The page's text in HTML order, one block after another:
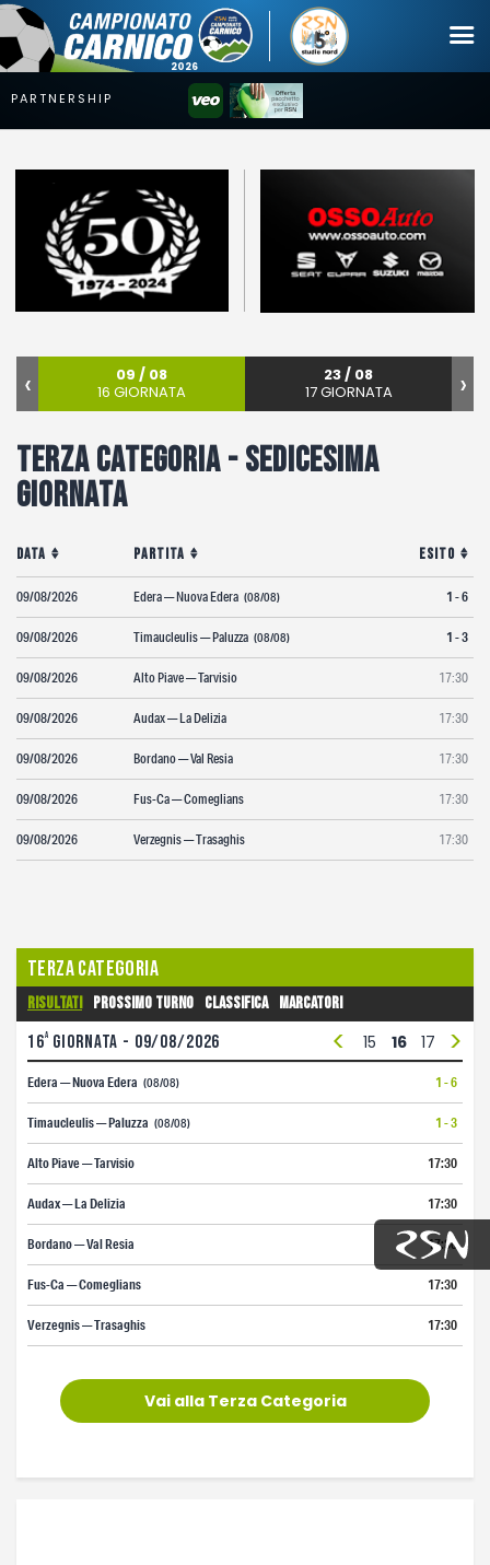
Coppa
Squadre
Calendari
News
Mercato
Erreà Cup
Video
09 / 08
16 GIORNATA
23 / 08
17 GIORNATA
‹ ›
Terza categoria - Sedicesima
Giornata
Data Partita Esito
09/08/2026 Edera — Nuova Edera (08/08) 1 - 6
09/08/2026 Timaucleulis — Paluzza (08/08) 1 - 3
09/08/2026 Alto Piave — Tarvisio 17:30
09/08/2026 Audax — La Delizia 17:30
09/08/2026 Bordano — Val Resia 17:30
09/08/2026 Fus-Ca — Comeglians 17:30
09/08/2026 Verzegnis — Trasaghis 17:30
Terza Categoria
Risultati Prossimo turno Classifica Marcatori
16a giornata - 09/08/2026
4 5 6 7 8 9 10 14 15 16 17 18
< >
Edera — Nuova Edera (08/08) 1 - 6
Timaucleulis — Paluzza (08/08) 1 - 3
Alto Piave — Tarvisio 17:30
Audax — La Delizia 17:30
Bordano — Val Resia 17:30
Fus-Ca — Comeglians 17:30
Verzegnis — Trasaghis 17:30
Vai alla Terza Categoria